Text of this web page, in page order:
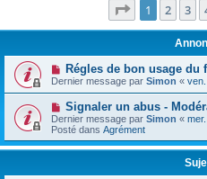
Page 1sur12
1 2 3
Régles de bon usage du
Dernier message par Simon « ven.
Signaler un abus -
Dernier message par Simon «
Posté dans Agrément